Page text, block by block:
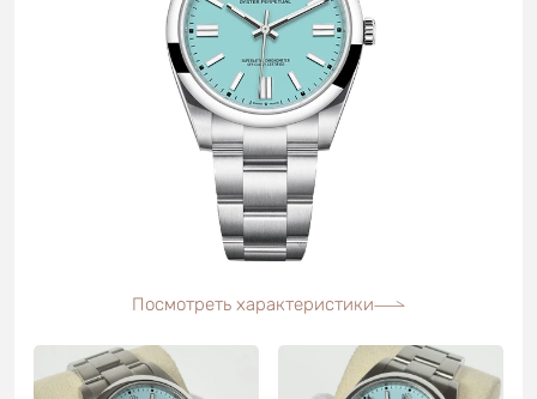
Посмотреть характеристики